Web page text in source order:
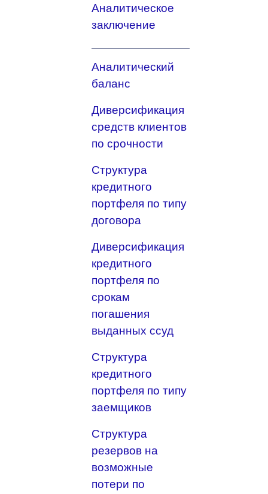
Аналитическое
заключение
Аналитический
баланс
Диверсификация
средств клиентов
по срочности
Структура
кредитного
портфеля по типу
договора
Диверсификация
кредитного
портфеля по
срокам
погашения
выданных ссуд
Структура
кредитного
портфеля по типу
заемщиков
Структура
резервов на
возможные
потери по